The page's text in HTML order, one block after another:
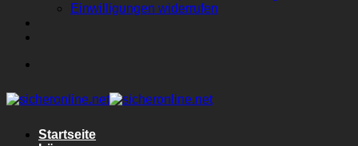
Einwilligungen widerrufen
Startseite